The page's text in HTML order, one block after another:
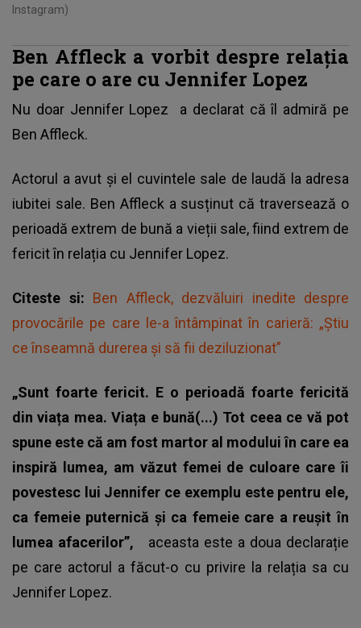
Instagram)
Ben Affleck a vorbit despre relația
pe care o are cu Jennifer Lopez
Nu doar Jennifer Lopez
a declarat că îl admiră pe
Ben Affleck.
Actorul a avut și el cuvintele sale de laudă la adresa
iubitei sale. Ben Affleck a susținut că traversează o
perioadă extrem de bună a vieții sale, fiind extrem de
fericit în relația cu Jennifer Lopez.
Citeste si: Ben Affleck, dezvăluiri inedite despre
provocările pe care le-a întâmpinat în carieră: „Știu
ce înseamnă durerea și să fii deziluzionat”
„Sunt foarte fericit. E o perioadă foarte fericită
din viața mea. Viața e bună(...) Tot ceea ce vă pot
spune este că am fost martor al modului în care ea
inspiră lumea, am văzut femei de culoare care îi
povestesc lui Jennifer ce exemplu este pentru ele,
ca femeie puternică și ca femeie care a reușit în
lumea afacerilor”, aceasta este a doua declarație
pe care actorul a făcut-o cu privire la relația sa cu
Jennifer Lopez.